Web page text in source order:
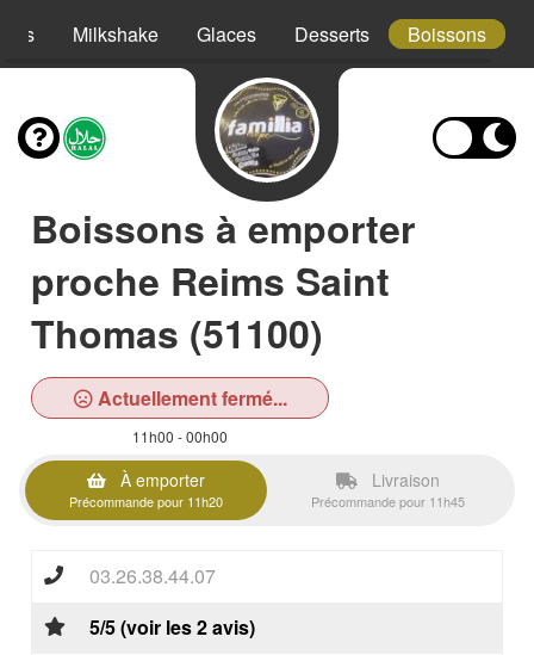
Milkshake Glaces Desserts Boissons
Boissons à emporter
proche Reims Saint
Thomas (51100)
Actuellement fermé...
11h00 - 00h00
À emporter
Précommande pour 11h20
Livraison
Précommande pour 11h45
03.26.38.44.07
5/5 (voir les 2 avis)